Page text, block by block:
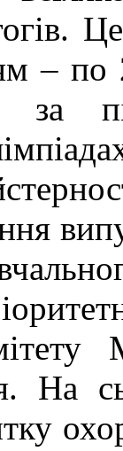
– по
за
На